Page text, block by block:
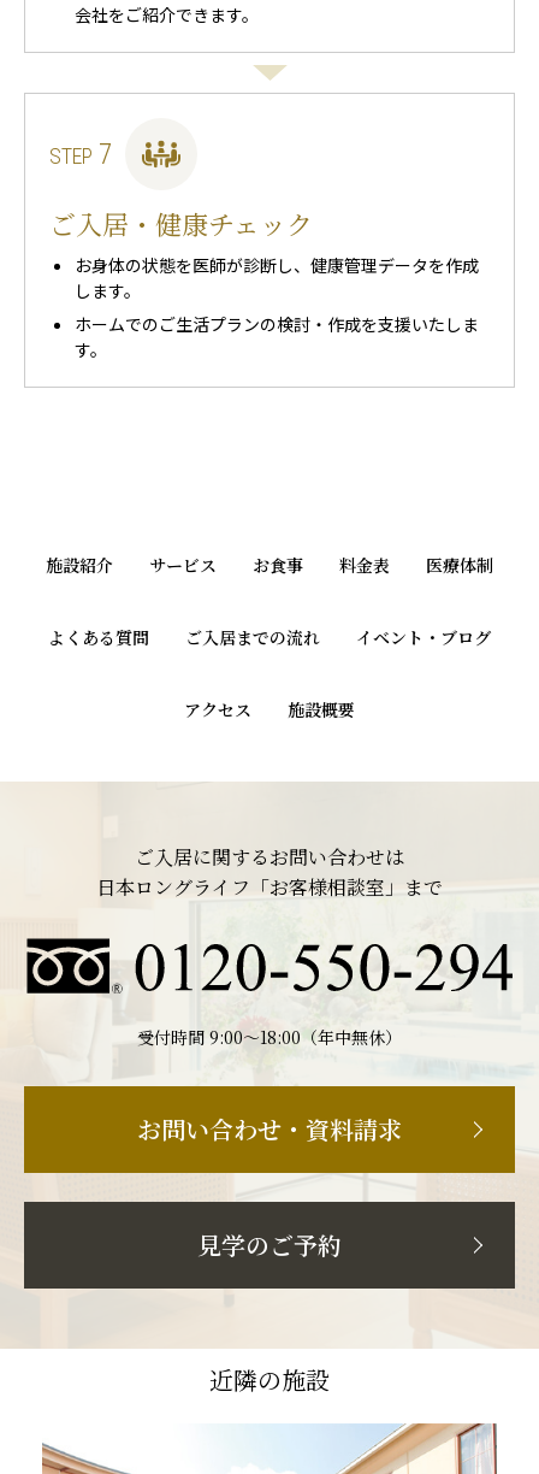
会社をご紹介できます。
STEP 7
ご入居・健康チェック
お身体の状態を医師が診断し、健康管理データを作成
します。
ホームでのご生活プランの検討・作成を支援いたしま
す。
施設紹介 サービス お食事 料金表 医療体制
よくある質問 ご入居までの流れ イベント・ブログ
アクセス 施設概要
ご入居に関するお問い合わせは
日本ロングライフ「お客様相談室」まで
受付時間 9:00〜18:00（年中無休）
お問い合わせ・資料請求
見学のご予約
近隣の施設